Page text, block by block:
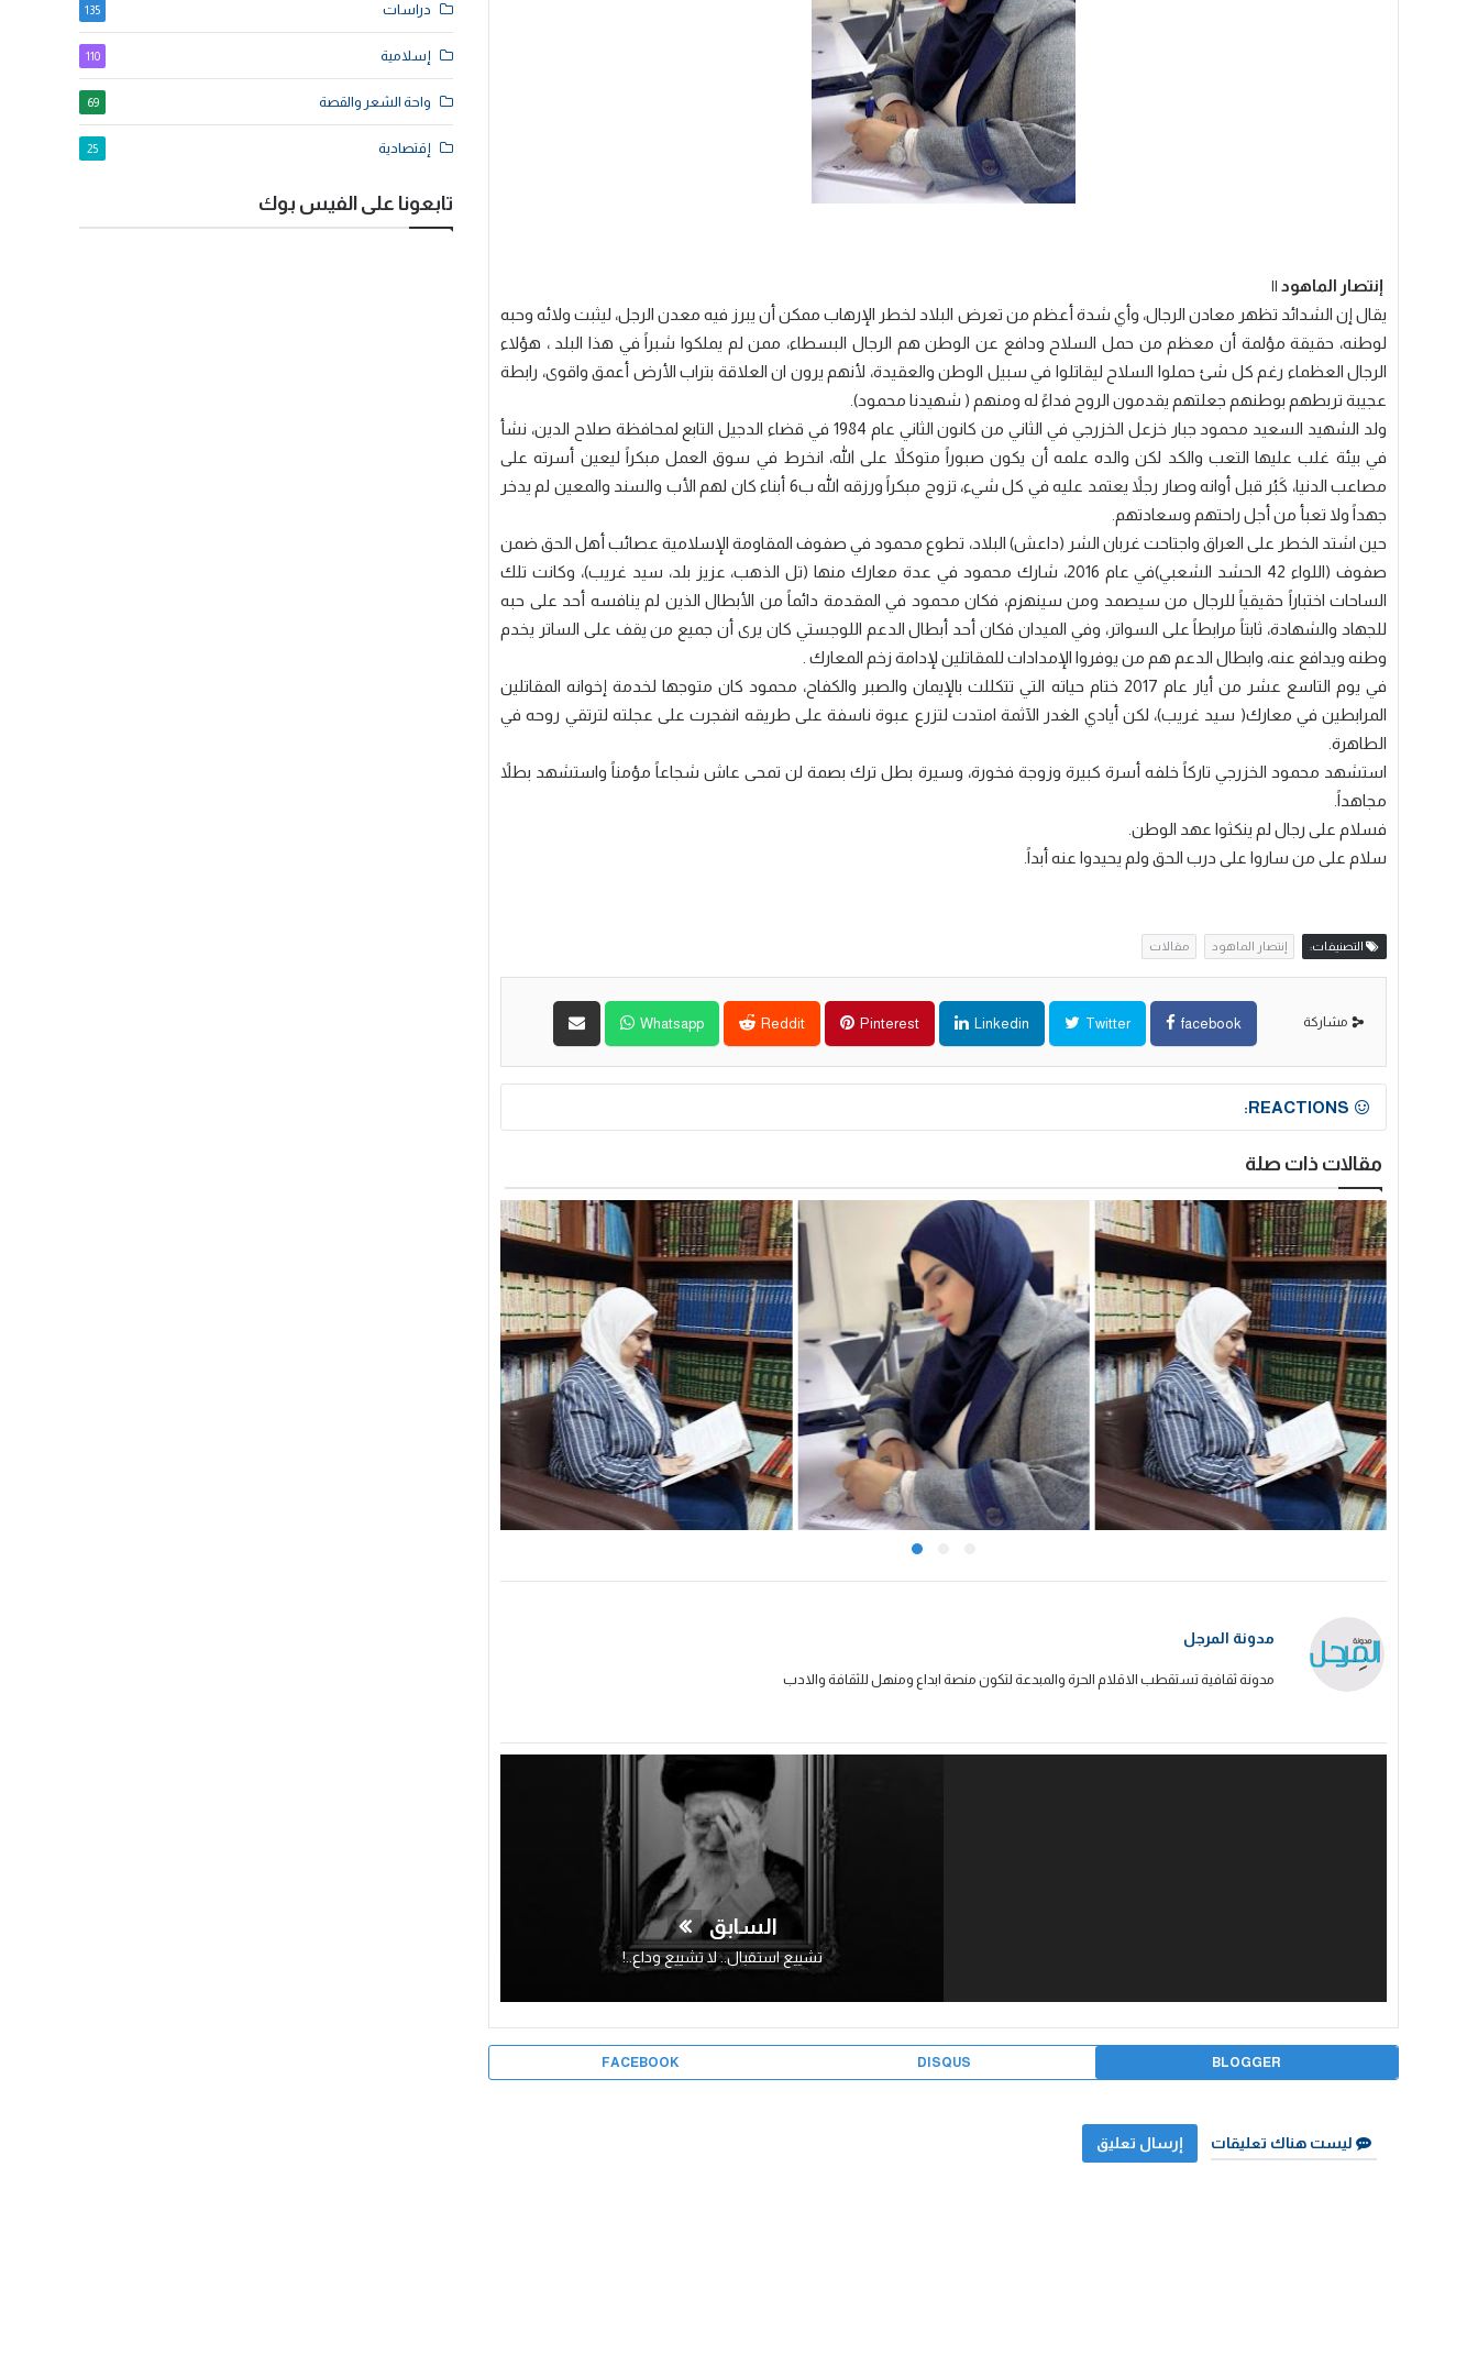
إنتصار الماهود ||
يقال إن الشدائد تظهر معادن الرجال، وأي شدة أعظم من تعرض البلاد لخطر الإرهاب ممكن أن يبرز فيه معدن الرجل، ليثبت ولائه وحبه
لوطنه، حقيقة مؤلمة أن معظم من حمل السلاح ودافع عن الوطن هم الرجال البسطاء، ممن لم يملكوا شبراً في هذا البلد ، هؤلاء
الرجال العظماء رغم كل شئ حملوا السلاح ليقاتلوا في سبيل الوطن والعقيدة، لأنهم يرون ان العلاقة بتراب الأرض أعمق واقوى، رابطة
عجيبة تربطهم بوطنهم جعلتهم يقدمون الروح فداءً له ومنهم ( شهيدنا محمود).
ولد الشهيد السعيد محمود جبار خزعل الخزرجي في الثاني من كانون الثاني عام 1984 في قضاء الدجيل التابع لمحافظة صلاح الدين، نشأ
في بيئة غلب عليها التعب والكد لكن والده علمه أن يكون صبوراً متوكلاً على الله، انخرط في سوق العمل مبكراً ليعين أسرته على
مصاعب الدنيا، كَبُر قبل أوانه وصار رجلاً يعتمد عليه في كل شيء، تزوج مبكراً ورزقه الله ب6 أبناء كان لهم الأب والسند والمعين لم يدخر
جهداً ولا تعبأ من أجل راحتهم وسعادتهم.
حين اشتد الخطر على العراق واجتاحت غربان الشر (داعش) البلاد، تطوع محمود في صفوف المقاومة الإسلامية عصائب أهل الحق ضمن
صفوف (اللواء 42 الحشد الشعبي)في عام 2016، شارك محمود في عدة معارك منها (تل الذهب، عزيز بلد، سيد غريب)، وكانت تلك
الساحات اختباراً حقيقياً للرجال من سيصمد ومن سينهزم، فكان محمود في المقدمة دائماً من الأبطال الذين لم ينافسه أحد على حبه
للجهاد والشهادة، ثابتاً مرابطاً على السواتر، وفي الميدان فكان أحد أبطال الدعم اللوجستي كان يرى أن جميع من يقف على الساتر يخدم
وطنه ويدافع عنه، وابطال الدعم هم من يوفروا الإمدادات للمقاتلين لإدامة زخم المعارك .
في يوم التاسع عشر من أيار عام 2017 ختام حياته التي تتكللت بالإيمان والصبر والكفاح، محمود كان متوجها لخدمة إخوانه المقاتلين
المرابطين في معارك( سيد غريب)، لكن أيادي الغدر الآثمة امتدت لتزرع عبوة ناسفة على طريقه انفجرت على عجلته لترتقي روحه في
الطاهرة.
استشهد محمود الخزرجي تاركاً خلفه أسرة كبيرة وزوجة فخورة، وسيرة بطل ترك بصمة لن تمحى عاش شجاعاً مؤمناً واستشهد بطلاً
مجاهداً.
فسلام على رجال لم ينكثوا عهد الوطن.
سلام على من ساروا على درب الحق ولم يحيدوا عنه أبداً.
التصنيفات: إنتصار الماهود مقالات
مشاركة facebook
Twitter
Linkedin
Pinterest
Reddit
Whatsapp
REACTIONS:
مقالات ذات صلة
مدونة المرجل
مدونة ثقافية تستقطب الاقلام الحرة والمبدعة لتكون منصة ابداع ومنهل للثقافة والادب
السابق
تشييع استقبال.. لا تشييع وداع..!
BLOGGER
DISQUS
FACEBOOK
ليست هناك تعليقات إرسال تعليق
دراسات 135
إسلامية 110
واحة الشعر والقصة 69
إقتصادية 25
تابعونا على الفيس بوك